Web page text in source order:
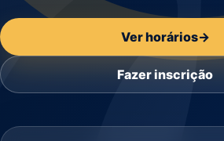
Ver horários→
Fazer inscrição